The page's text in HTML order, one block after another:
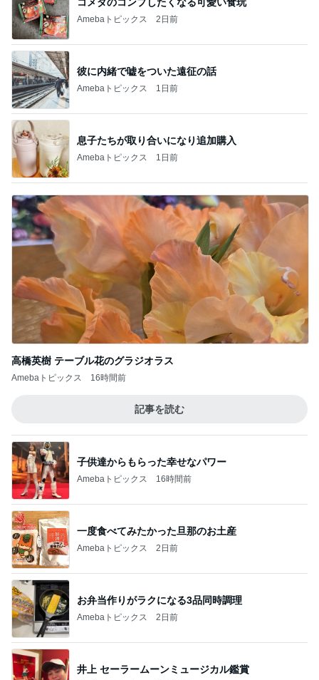
Amebaトピックス 2日前
彼に内緒で嘘をついた遠征の話
Amebaトピックス 1日前
息子たちが取り合いになり追加購入
Amebaトピックス 1日前
高橋英樹 テーブル花のグラジオラス
Amebaトピックス 16時間前
記事を読む
子供達からもらった幸せなパワー
Amebaトピックス 16時間前
一度食べてみたかった旦那のお土産
Amebaトピックス 2日前
お弁当作りがラクになる3品同時調理
Amebaトピックス 2日前
井上 セーラームーンミュージカル鑑賞